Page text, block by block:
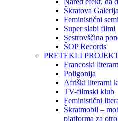
Škratova Galerija
Feministični
Super slabi filmi
Sestrovščina
ŠOP Records
PRETEKLI
Francoski
Poligonija
Afriški literarni
TV-filmski klub
Feministični
Škratmobil –
platforma za